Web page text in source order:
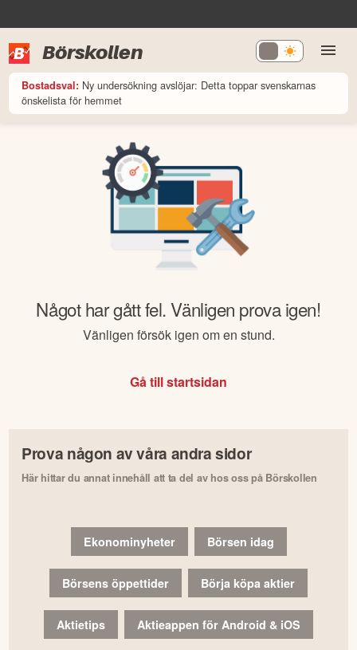
Börskollen
Bostadsval: Ny undersökning avslöjar: Detta toppar svenskarnas
önskelista för hemmet
Något har gått fel. Vänligen prova igen!
Vänligen försök igen om en stund.
Gå till startsidan
Prova någon av våra andra sidor
Här hittar du annat innehåll att ta del av hos oss på Börskollen
Ekonominyheter Börsen idag
Börsens öppettider Börja köpa aktier
Aktietips Aktieappen för Android & iOS